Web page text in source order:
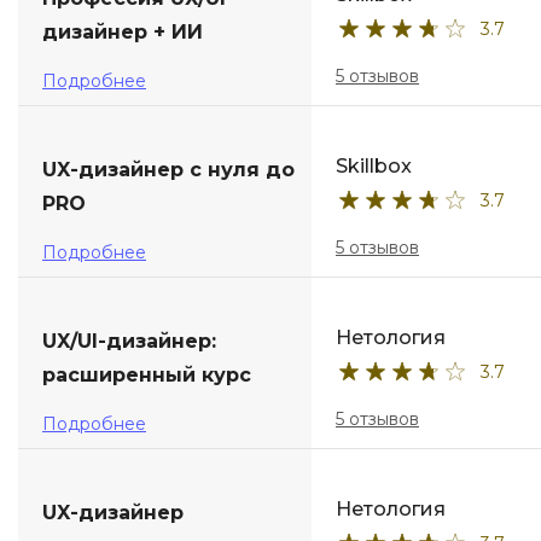
дизайнер + ИИ
Подробнее
3.7
5 отзывов
UX-дизайнер с нуля до
PRO
Подробнее
Skillbox
3.7
5 отзывов
UX/UI-дизайнер:
расширенный курс
Подробнее
Нетология
3.7
5 отзывов
UX-дизайнер Нетология